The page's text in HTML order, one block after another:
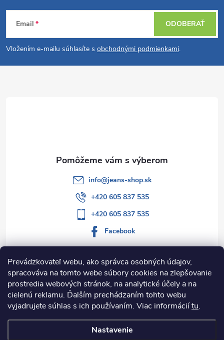
Prevádzkovateľ webu, ako správca osobných údajov,
spracováva na tomto webe súbory cookies na zlepšovanie
prostredia webových stránok, na analytické účely a na
cielenú reklamu. Ďalším prechádzaním tohto webu
vyjadrujete súhlas s ich používaním. Viac informáciítu.
Nastavenie
Z
á
p
Email
Vložením e-mailu súhlasíte s obchodnými podmienkami.
ODOBERAŤ
Informácie pre vás
Kategórie
info@jeans-shop.sk
+420 605 837 535
+420 605 837 535
Facebook